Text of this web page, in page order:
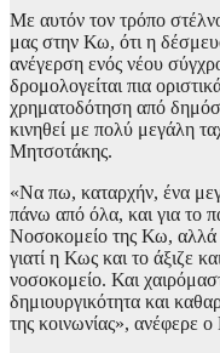
Με αυτόν τον τρόπο
μας στην Κω, ότι η
ανέγερση ενός νέου
δρομολογείται πια
χρηματοδότηση από
κινηθεί με πολύ μεγάλη
Μητσοτάκης.
«Να πω, καταρχήν, ένα
πάνω από όλα, και για το
Νοσοκομείο της Κω, αλλά
γιατί η Κως και το άξιζε
νοσοκομείο. Και
δημιουργικότητα και
της κοινωνίας», ανέφερε